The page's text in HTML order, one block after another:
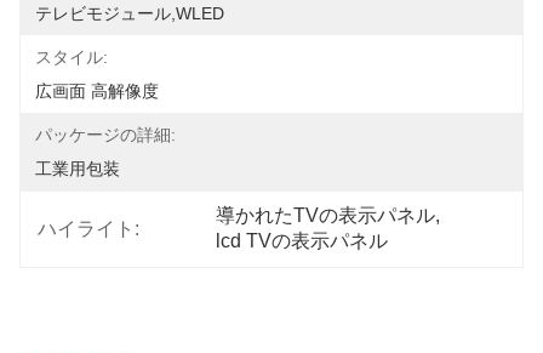
テレビモジュール,WLED
スタイル:
広画面 高解像度
パッケージの詳細:
工業用包装
ハイライト:
導かれたTVの表示パネル,
lcd TVの表示パネル